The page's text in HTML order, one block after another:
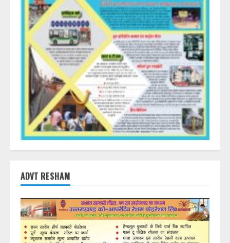
ADVT RESHAM